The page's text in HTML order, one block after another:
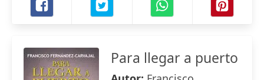
Para llegar a puerto